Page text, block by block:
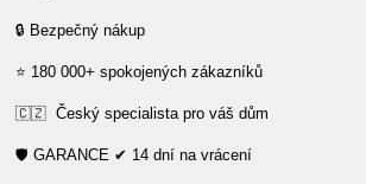
🔒 Bezpečný nákup
⭐ 180 000+ spokojených zákazníků
🇨🇿 Český specialista pro váš dům
🛡️ GARANCE ✔ 14 dní na vrácení